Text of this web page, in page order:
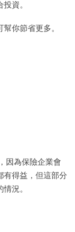
資。
你節省更多。
因為保險企業會
有得益，但這部分
況。